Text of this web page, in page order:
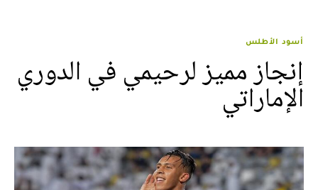
أسود الأطلس
إنجاز مميز لرحيمي في الدوري
الإماراتي